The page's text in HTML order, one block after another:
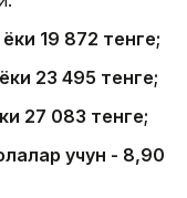
19 872 тенге;
23 495 тенге;
27 083 тенге;
учун - 8,90